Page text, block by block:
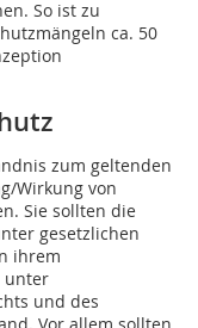
So ist zu
ca. 50
zum geltenden
Wirkung von
Sie sollten die
gesetzlichen
ihrem
unter
und des